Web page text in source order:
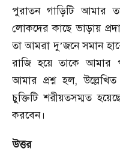
পুরাতন গাড়িটি আমার
লোকদের কাছে ভাড়ায়
তা আমরা দু’জনে সমান
রাজি হয়ে তাকে আমার
আমার প্রশ্ন হল,
চুক্তিটি শরীয়তসম্মত
করবেন।
উত্তর